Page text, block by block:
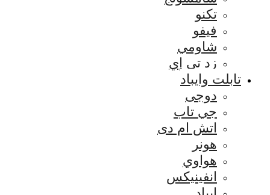
تكنو
فيفو
شاومي
زد تي إي
تابلت وايباد
دوجى
جي تاب
اتش ام دى
هونر
هواوي
انفينيكس